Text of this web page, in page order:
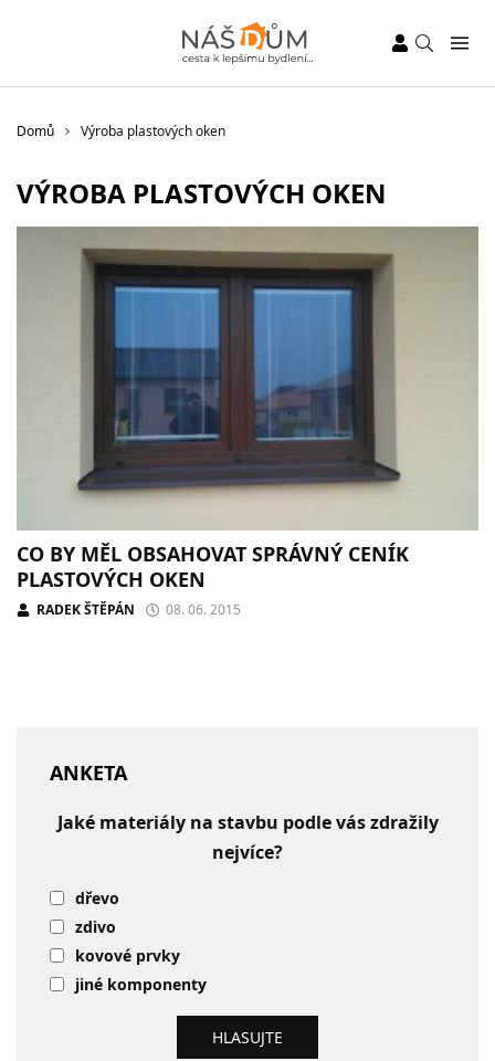
Domů Výroba plastových oken
VÝROBA PLASTOVÝCH OKEN
CO BY MĚL OBSAHOVAT SPRÁVNÝ CENÍK
PLASTOVÝCH OKEN
RADEK ŠTĚPÁN 08. 06. 2015
ANKETA
Jaké materiály na stavbu podle vás zdražily
nejvíce?
dřevo
zdivo
kovové prvky
jiné komponenty